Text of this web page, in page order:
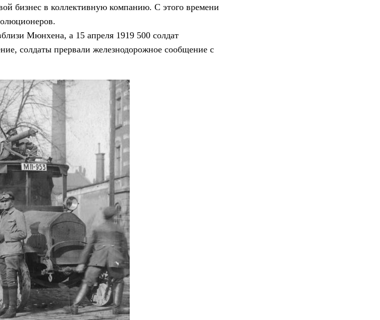
бизнес в коллективную компанию. С этого времени
Мюнхена, а 15 апреля 1919 500 солдат
солдаты прервали железнодорожное сообщение с